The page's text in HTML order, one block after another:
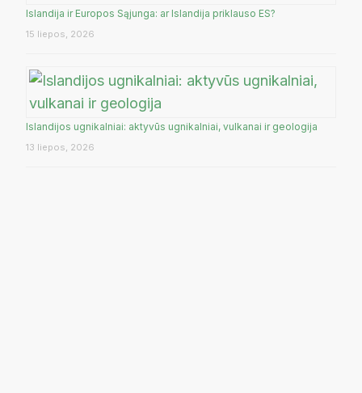
Islandija ir Europos Sąjunga: ar Islandija priklauso ES?
15 liepos, 2026
Islandijos ugnikalniai: aktyvūs ugnikalniai, vulkanai ir geologija
13 liepos, 2026